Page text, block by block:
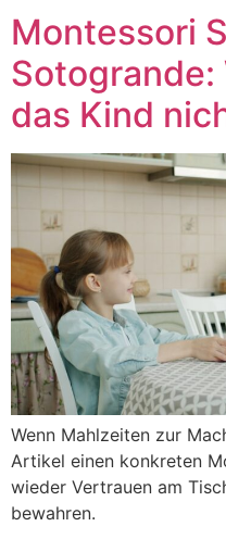
Montessori
Sotogrande:
das Kind
Wenn Mahlzeiten zur
Artikel einen konkreten
wieder Vertrauen am
bewahren.